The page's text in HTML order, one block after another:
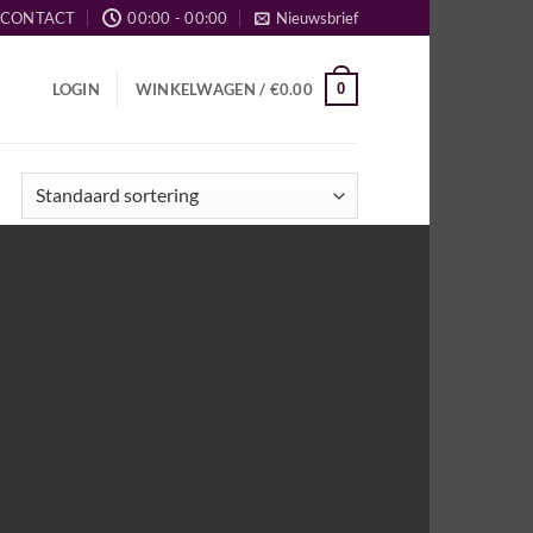
CONTACT 00:00 - 00:00 Nieuwsbrief
LOGIN WINKELWAGEN / €0.00 0